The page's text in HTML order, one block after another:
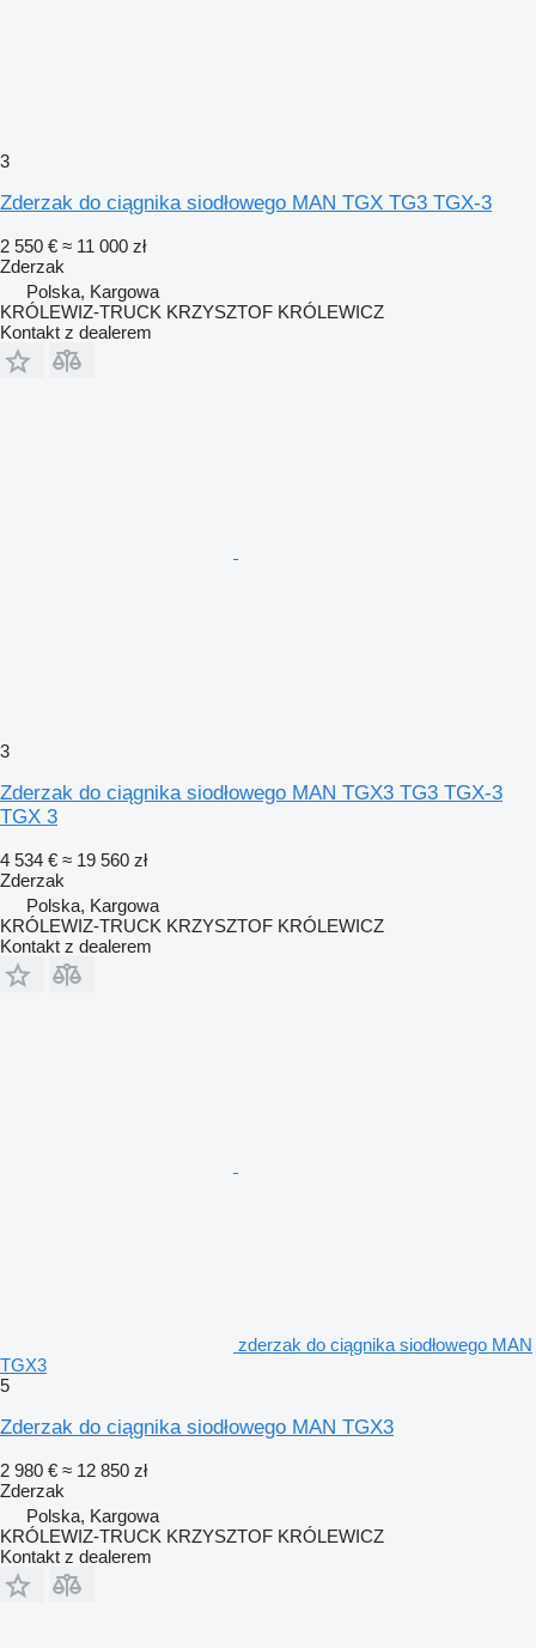
3
Zderzak do ciągnika siodłowego MAN TGX TG3 TGX-3
2 550 € ≈ 11 000 zł
Zderzak
Polska, Kargowa
KRÓLEWIZ-TRUCK KRZYSZTOF KRÓLEWICZ
Kontakt z dealerem
3
Zderzak do ciągnika siodłowego MAN TGX3 TG3 TGX-3
TGX 3
4 534 € ≈ 19 560 zł
Zderzak
Polska, Kargowa
KRÓLEWIZ-TRUCK KRZYSZTOF KRÓLEWICZ
Kontakt z dealerem
zderzak do ciągnika siodłowego MAN
TGX3
5
Zderzak do ciągnika siodłowego MAN TGX3
2 980 € ≈ 12 850 zł
Zderzak
Polska, Kargowa
KRÓLEWIZ-TRUCK KRZYSZTOF KRÓLEWICZ
Kontakt z dealerem